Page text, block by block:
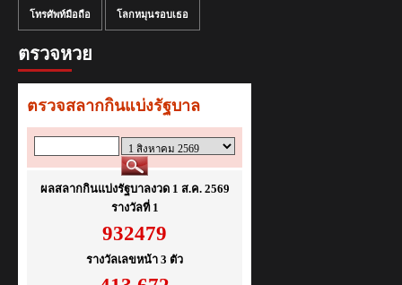
โทรศัพท์มือถือ โลกหมุนรอบเธอ
ตรวจหวย